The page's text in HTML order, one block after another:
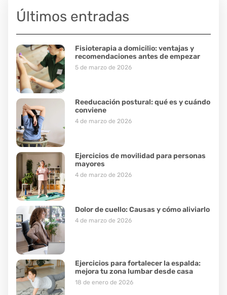
Últimos entradas
Fisioterapia a domicilio: ventajas y
recomendaciones antes de empezar
5 de marzo de 2026
Reeducación postural: qué es y cuándo
conviene
4 de marzo de 2026
Ejercicios de movilidad para personas
mayores
4 de marzo de 2026
Dolor de cuello: Causas y cómo aliviarlo
4 de marzo de 2026
Ejercicios para fortalecer la espalda:
mejora tu zona lumbar desde casa
18 de enero de 2026